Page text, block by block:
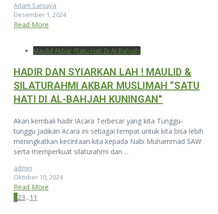
Adam Sanjaya
Desember 1, 2024
Read More
Maulid Akbar (Satu Hati Di Al-Bahjah)
HADIR DAN SYIARKAN LAH ! MAULID &
SILATURAHMI AKBAR MUSLIMAH “SATU
HATI DI AL-BAHJAH KUNINGAN”
Akan kembali hadir !Acara Terbesar yang kita Tunggu-
tunggu Jadikan Acara ini sebagai tempat untuk kita bisa lebih
meningkatkan kecintaan kita kepada Nabi Muhammad SAW
serta memperkuat silaturahmi dan ...
admin
Oktober 10, 2024
Read More
1 23...11